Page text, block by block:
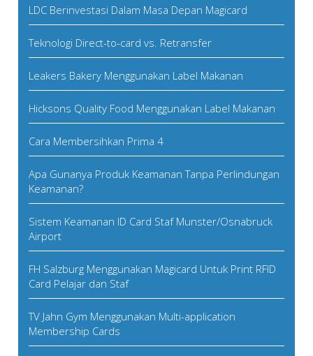
LDC Berinvestasi Dalam Masa Depan Magicard
Teknologi Direct-to-card vs. Retransfer
Leakers Bakery Menggunakan Label Makanan
Hicksons Quality Food Menggunakan Label Makanan
Cara Membersihkan Prima 4
Apa Gunanya Produk Keamanan Tanpa Perlindungan
Keamanan?
Sistem Keamanan ID Card Staf Munster/Osnabruck
Airport
FH Salzburg Menggunakan Magicard Untuk Print RFID
Card Pelajar dan Staf
TV Jahn Gym Menggunakan Multi-application
Membership Cards